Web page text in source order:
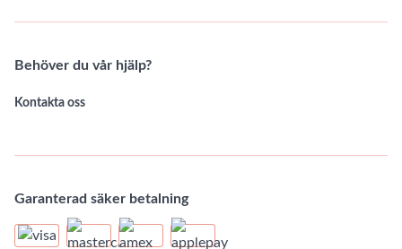
Behöver du vår hjälp?
Kontakta oss
Garanterad säker betalning